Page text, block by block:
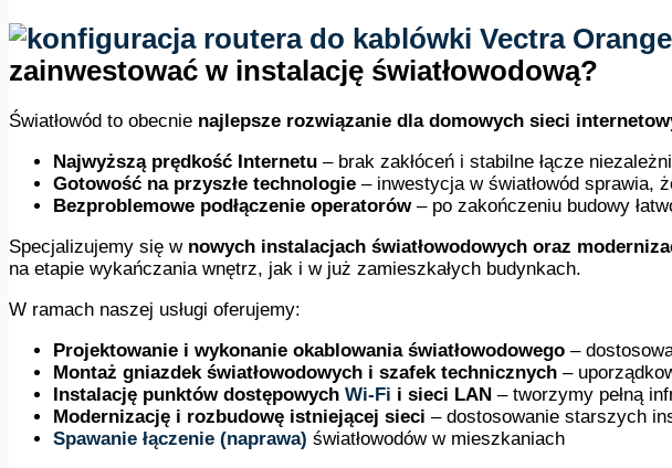
zainwestować w instalację światłowodową?
Światłowód to obecnie najlepsze rozwiązanie dla domowych sieci
Najwyższą prędkość Internetu – brak zakłóceń i stabilne łącze
Gotowość na przyszłe technologie – inwestycja w światłowód sprawia,
Bezproblemowe podłączenie operatorów– po zakończeniu budowy
Specjalizujemy się w nowych instalacjach światłowodowych oraz
na etapie wykańczania wnętrz, jak i w już zamieszkałych budynkach.
W ramach naszej usługi oferujemy:
Projektowanie i wykonanie okablowania światłowodowego –
Montaż gniazdek światłowodowych i szafek technicznych –
Instalację punktów dostępowych Wi-Fi i sieci LAN – tworzymy pełną
Modernizację i rozbudowę istniejącej sieci – dostosowanie starszych
Spawanie łączenie (naprawa) światłowodów w mieszkaniach